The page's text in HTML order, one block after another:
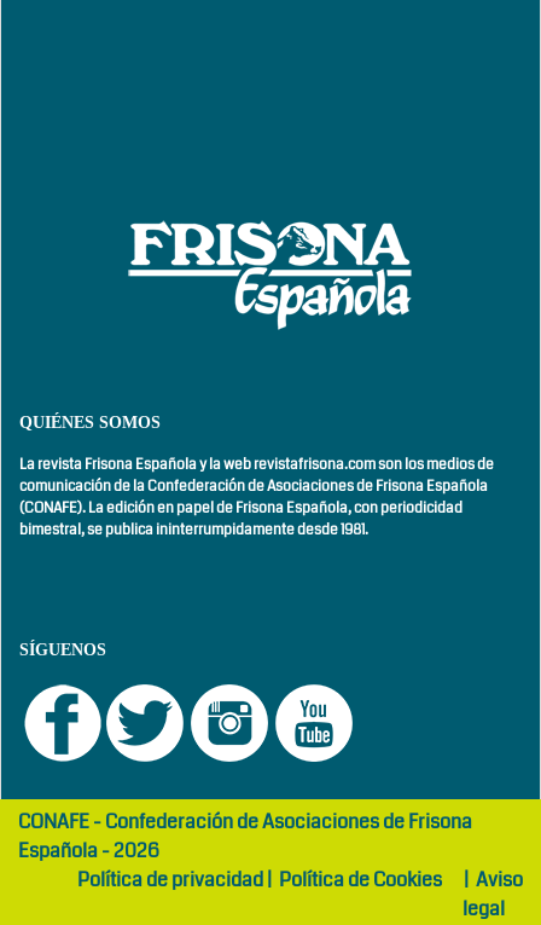
QUIÉNES SOMOS
La revista Frisona Española y la web revistafrisona.com son los medios de
comunicación de la Confederación de Asociaciones de Frisona Española
(CONAFE). La edición en papel de Frisona Española, conperiodicidad
bimestral,se publica ininterrumpidamente desde 1981.
SÍGUENOS
girls
abaya
maltepe
otelCONAFE - Confederación de Asociaciones de Frisona
Española - 2026
Política de privacidad| Política de Cookies | Aviso
legal